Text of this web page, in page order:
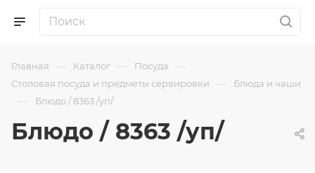
Главная — Каталог — Посуда —
Столовая посуда и предметы сервировки — Блюда и чаши
— Блюдо / 8363 /уп/
Блюдо / 8363 /уп/